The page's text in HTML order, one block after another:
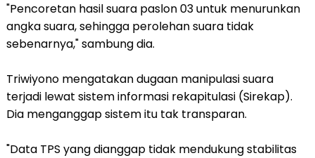
"Pencoretan hasil suara paslon 03 untuk menurunkan
angka suara, sehingga perolehan suara tidak
sebenarnya," sambung dia.
Triwiyono mengatakan dugaan manipulasi suara
terjadi lewat sistem informasi rekapitulasi (Sirekap).
Dia menganggap sistem itu tak transparan.
"Data TPS yang dianggap tidak mendukung stabilitas